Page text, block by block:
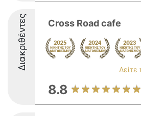
Διακριθέντες Cross Road cafe
Δείτε
8.8